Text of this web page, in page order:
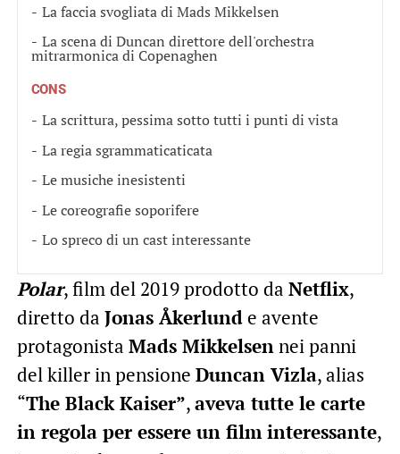
La faccia svogliata di Mads Mikkelsen
La scena di Duncan direttore dell'orchestra
mitrarmonica di Copenaghen
CONS
La scrittura, pessima sotto tutti i punti di vista
La regia sgrammaticaticata
Le musiche inesistenti
Le coreografie soporifere
Lo spreco di un cast interessante
Polar, film del 2019 prodotto da Netflix,
diretto da Jonas Åkerlunde avente
protagonista Mads Mikkelsennei panni
del killer in pensione Duncan Vizla, alias
“The Black Kaiser”,aveva tutte le carte
in regola per essere un film interessante,